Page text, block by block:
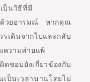
ป็นวิธีที่มี
ด้วยอารมณ์ หากคุณ
เดินจากไปและกลับ
ความพ่ายแพ้
ชอบยังเกี่ยวข้องกับ
ป็นเวลานานโดยไม่